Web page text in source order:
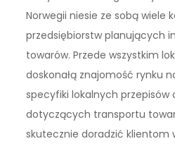
Norwegii niesie ze sobą wiele
przedsiębiorstw planujących
towarów. Przede wszystkim
doskonałą znajomość rynku
specyfiki lokalnych przepisów
dotyczących transportu
skutecznie doradzić klientom